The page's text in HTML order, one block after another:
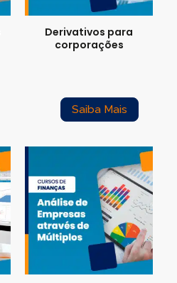
Derivativos para
corporações
Saiba Mais